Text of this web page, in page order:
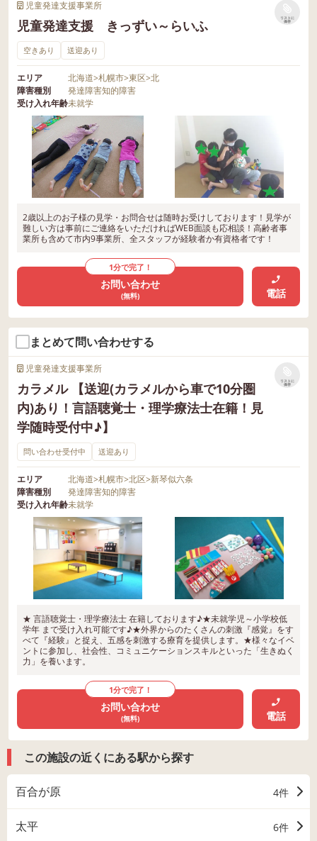
児童発達支援事業所
児童発達支援 きっずい～らいふ
リストに
保存
空きあり 送迎あり
エリア 北海道>札幌市>東区>北
障害種別
発達障害知的障害
受け入れ年齢未就学
2歳以上のお子様の見学・お問合せは随時お受けしております！見学が
難しい方は事前にご連絡をいただければWEB面談も応相談！高齢者事
業所も含めて市内9事業所、全スタッフが経験者か有資格者です！
1分で完了！
お問い合わせ
(無料) 電話
まとめて問い合わせする
児童発達支援事業所
カラメル 【送迎(カラメルから車で10分圏
内)あり！言語聴覚士・理学療法士在籍！見
学随時受付中♪】
リストに
保存
問い合わせ受付中 送迎あり
エリア 北海道>札幌市>北区>新琴似六条
障害種別
発達障害知的障害
受け入れ年齢未就学
★ 言語聴覚士・理学療法士 在籍しております♪★未就学児～小学校低
学年 まで受け入れ可能です♪★外界からのたくさんの刺激『感覚』をす
べて『経験』と捉え、五感を刺激する療育を提供します。★様々なイベ
ントに参加し、社会性、コミュニケーションスキルといった「生きぬく
力」を養います。
1分で完了！
お問い合わせ
(無料) 電話
この施設の近くにある駅から探す
百合が原 4件
太平 6件